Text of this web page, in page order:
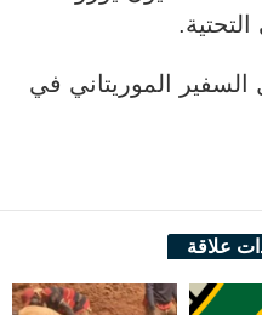
السفير الموريتاني في
علاقة